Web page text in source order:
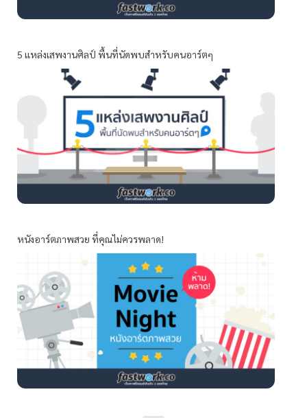
5 แหล่งเสพงานศิลป์ พื้นที่นัดพบสำหรับคนอาร์ตๆ
หนังอาร์ตภาพสวย ที่คุณไม่ควรพลาด!